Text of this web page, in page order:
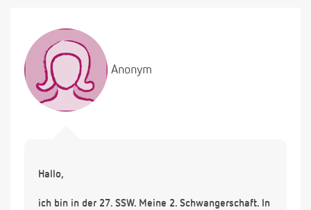
Anonym
Hallo,
ich bin in der 27. SSW. Meine 2. Schwangerschaft. In